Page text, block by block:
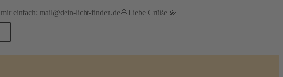
einfach: mail@dein-licht-finden.de🌸Liebe Grüße 💫